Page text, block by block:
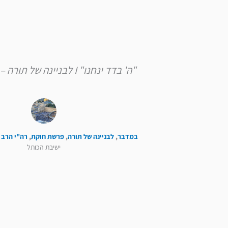
"ה' בדד ינחנו" I לבניינה של תורה – פרשת חוקת
במדבר, לבניינה של תורה, פרשת חוקת, רה"י הרב
ישיבת הכותל